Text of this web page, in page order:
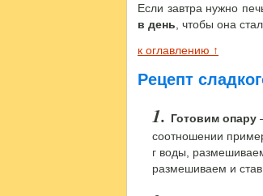
Если завтра нужно
в день, чтобы она
к оглавлению ↑
Рецепт
Готовим опару
соотношении
г воды,
размешиваем и